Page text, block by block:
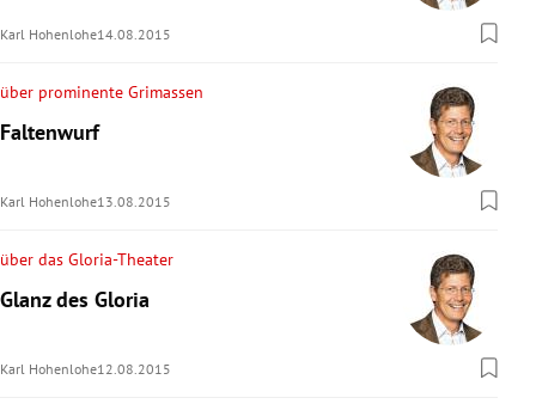
Karl Hohenlohe14.08.2015
über prominente Grimassen
Faltenwurf
Karl Hohenlohe13.08.2015
über das Gloria-Theater
Glanz des Gloria
Karl Hohenlohe12.08.2015